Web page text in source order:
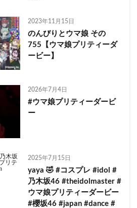
2023年11月15日
のんびりとウマ娘 その
755【ウマ娘プリティーダ
ービー】
2026年7月4日
#ウマ娘プリティーダービ
ー
2025年7月15日
yaya 🤣 #コスプレ #idol #
乃木坂46 #theidolmaster #
ウマ娘プリティーダービー
#櫻坂46 #japan #dance #